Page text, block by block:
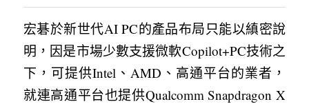
宏碁於新世代AI PC的產品布局只能以縝密說
明，因是市場少數支援微軟Copilot+PC技術之
下，可提供Intel、AMD、高通平台的業者，
就連高通平台也提供Qualcomm Snapdragon X